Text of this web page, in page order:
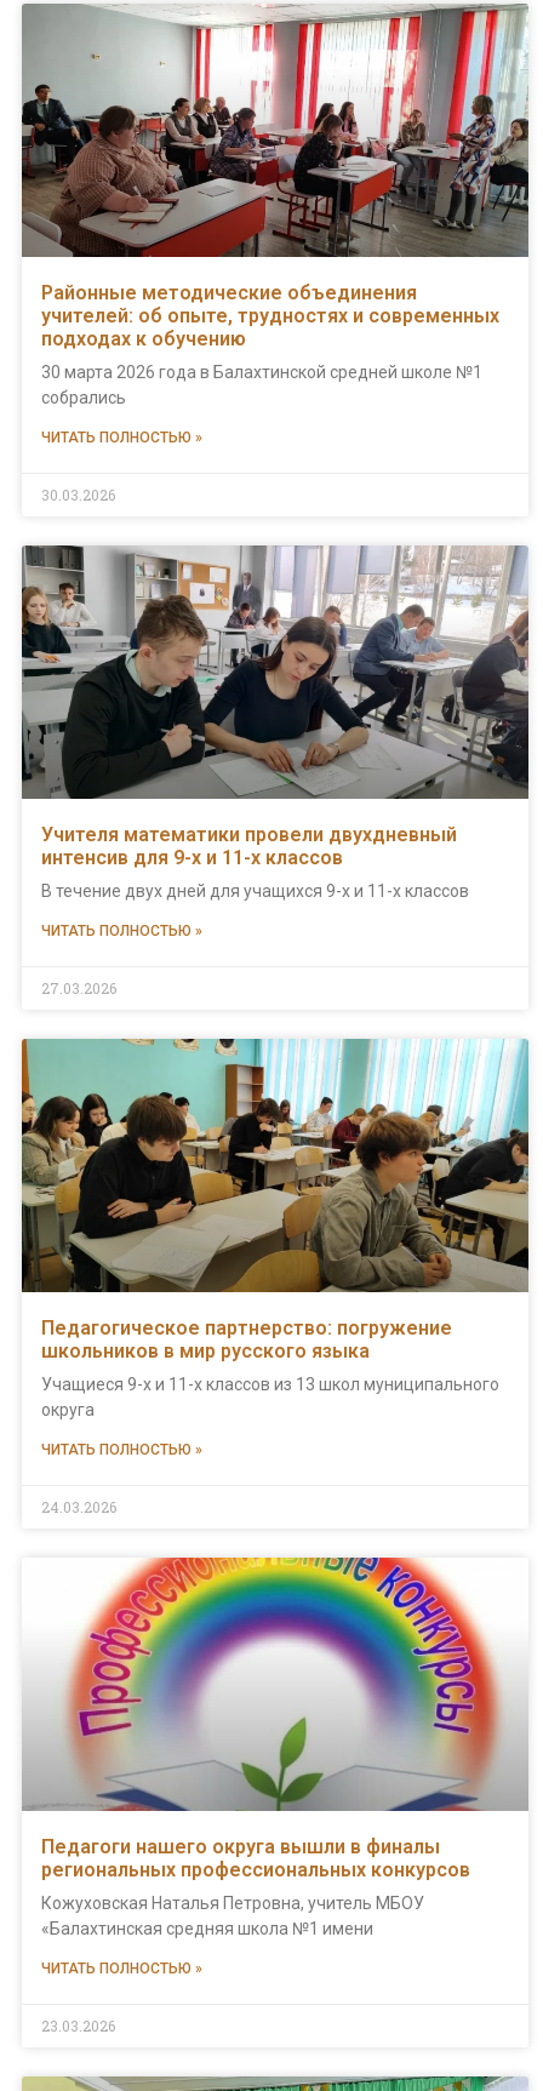
Районные методические объединения
учителей: об опыте, трудностях и современных
подходах к обучению
30 марта 2026 года в Балахтинской средней школе №1
собрались
ЧИТАТЬ ПОЛНОСТЬЮ »
30.03.2026
Учителя математики провели двухдневный
интенсив для 9-х и 11-х классов
В течение двух дней для учащихся 9-х и 11-х классов
ЧИТАТЬ ПОЛНОСТЬЮ »
27.03.2026
Педагогическое партнерство: погружение
школьников в мир русского языка
Учащиеся 9-х и 11-х классов из 13 школ муниципального
округа
ЧИТАТЬ ПОЛНОСТЬЮ »
24.03.2026
Педагоги нашего округа вышли в финалы
региональных профессиональных конкурсов
Кожуховская Наталья Петровна, учитель МБОУ
«Балахтинская средняя школа №1 имени
ЧИТАТЬ ПОЛНОСТЬЮ »
23.03.2026